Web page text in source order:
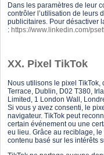
Dans les paramètres de leur
contrôler l’utilisation de leurs
publicitaires. Pour désactiver
: https://www.linkedin.com/
XX. Pixel TikTok
Nous utilisons le pixel TikTok,
Terrace, Dublin, D02 T380,
Limited, 1 London Wall,
Si vous y avez consenti, le
navigateur. TikTok peut
certain événement ou une
eu lieu. Grâce au reciblage,
contenu basé sur les intérêts